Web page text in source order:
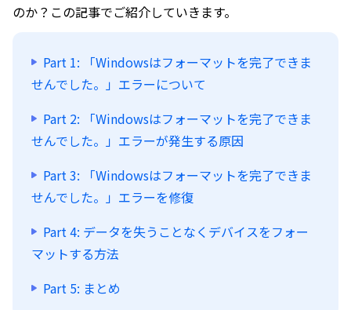
のか？この記事でご紹介していきます。
Part 1: 「Windowsはフォーマットを完了できま
せんでした。」エラーについて
Part 2: 「Windowsはフォーマットを完了できま
せんでした。」エラーが発生する原因
Part 3: 「Windowsはフォーマットを完了できま
せんでした。」エラーを修復
Part 4: データを失うことなくデバイスをフォー
マットする方法
Part 5: まとめ